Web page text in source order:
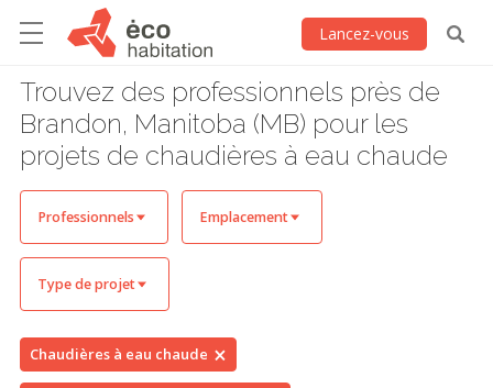
Lancez-vous
Trouvez des professionnels près de
Brandon, Manitoba (MB) pour les
projets de chaudières à eau chaude
Professionnels Emplacement
Type de projet
Chaudières à eau chaude